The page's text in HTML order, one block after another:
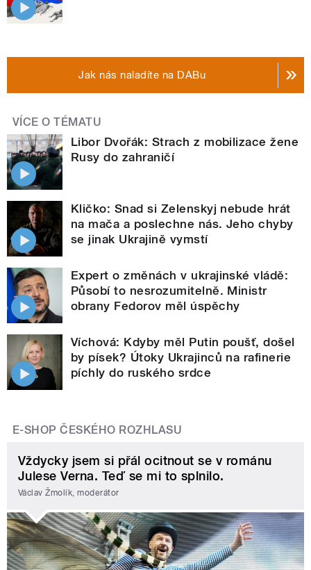
Jak nás naladíte na DABu
VÍCE O TÉMATU
Libor Dvořák: Strach z mobilizace žene
Rusy do zahraničí
Kličko: Snad si Zelenskyj nebude hrát
na mača a poslechne nás. Jeho chyby
se jinak Ukrajině vymstí
Expert o změnách v ukrajinské vládě:
Působí to nesrozumitelně. Ministr
obrany Fedorov měl úspěchy
Víchová: Kdyby měl Putin poušť, došel
by písek? Útoky Ukrajinců na rafinerie
píchly do ruského srdce
E-SHOP ČESKÉHO ROZHLASU
Vždycky jsem si přál ocitnout se v románu
Julese Verna. Teď se mi to splnilo.
Václav Žmolík, moderátor